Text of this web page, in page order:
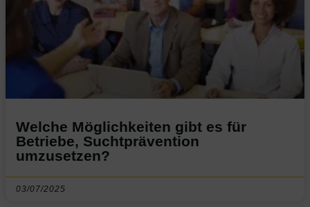
Welche Möglichkeiten gibt es für
Betriebe, Suchtprävention
umzusetzen?
03/07/2025